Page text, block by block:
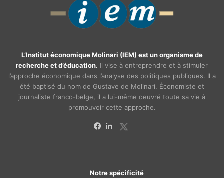
L’Institut économique Molinari (IEM) est un organisme de
recherche et d’éducation. Il vise à entreprendre et à stimuler
l’approche économique dans l’analyse des politiques publiques. Il a
été baptisé du nom de Gustave de Molinari. Économiste et
journaliste franco-belge, il a lui-même oeuvré toute sa vie à
promouvoir cette approche.
Notre spécificité